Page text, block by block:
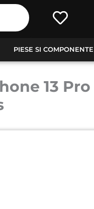
PIESE SI COMPONENTE
13